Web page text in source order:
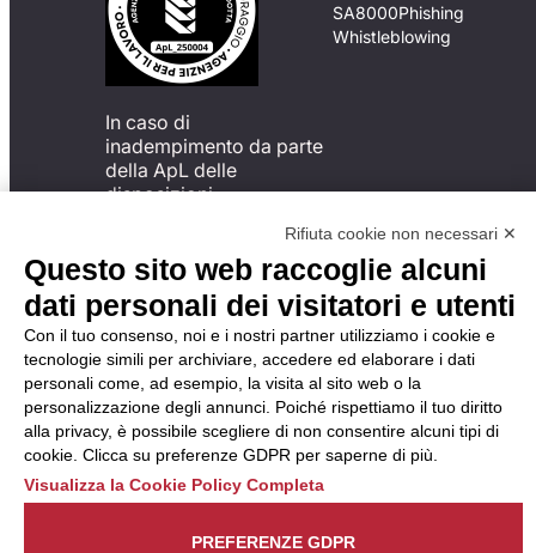
In caso di
inadempimento da parte
della ApL delle
disposizioni
possibile presentare un
reclamo
all’Organismo di
Monitoraggio utilizzando
una delle modalità
descritte al seguente
indirizzo web
https://odm-
agenzielavoro.it/reclami/.
SA8000Phishing
Whistleblowing
Rifiuta cookie non necessari ✕
Questo sito web raccoglie alcuni
dati personali dei visitatori e utenti
Con il tuo consenso, noi e i nostri partner utilizziamo i cookie e
tecnologie simili per archiviare, accedere ed elaborare i dati
personali come, ad esempio, la visita al sito web o la
personalizzazione degli annunci. Poiché rispettiamo il tuo diritto
alla privacy, è possibile scegliere di non consentire alcuni tipi di
cookie. Clicca su preferenze GDPR per saperne di più.
Visualizza la Cookie Policy Completa
PREFERENZE GDPR